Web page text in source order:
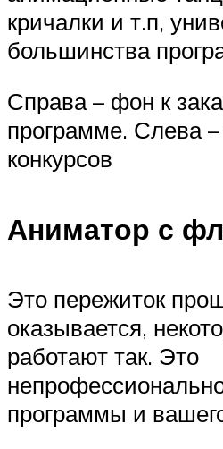
кричалки и т.п,
большинства
Справа – фон к
программе. Слева
конкурсов
Аниматор с
Это пережиток
оказывается,
работают так. Это
программы и